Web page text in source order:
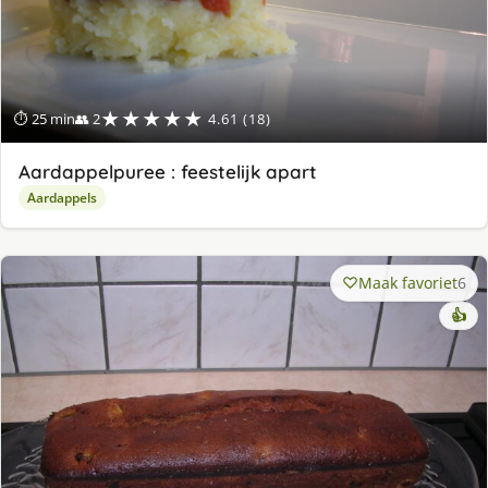
⏱ 25 min👥 2★★★★★ 4.61 (18)
Aardappelpuree : feestelijk apart
Aardappels
Maak favoriet6
👍